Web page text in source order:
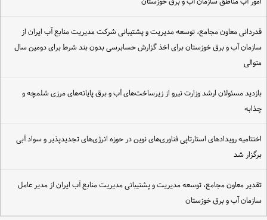
قدردانی معاون مجامع، توسعه مدیریت و پشتیبانی شرکت مدیریت منابع آب ایران از
سازمان آب و برق خوزستان برای اخذ گزارش حسابرسی بدون بند شرط برای دومین سال
متوالی
بازدید مسئولان ارشد وزارت نیرو از زیرساخت‌های آب و برق پایانه‌های مرزی شلمچه و
چذابه
اختتامیه رویدادهای استارتاپی فناوری‌های نوین در حوزه انرژی‌های تجدیدپذیر و سواد آبی
برگزار شد
تقدیر معاون مجامع، توسعه مدیریت و پشتیبانی مدیریت منابع آب ایران از مدیر عامل
سازمان آب و برق خوزستان